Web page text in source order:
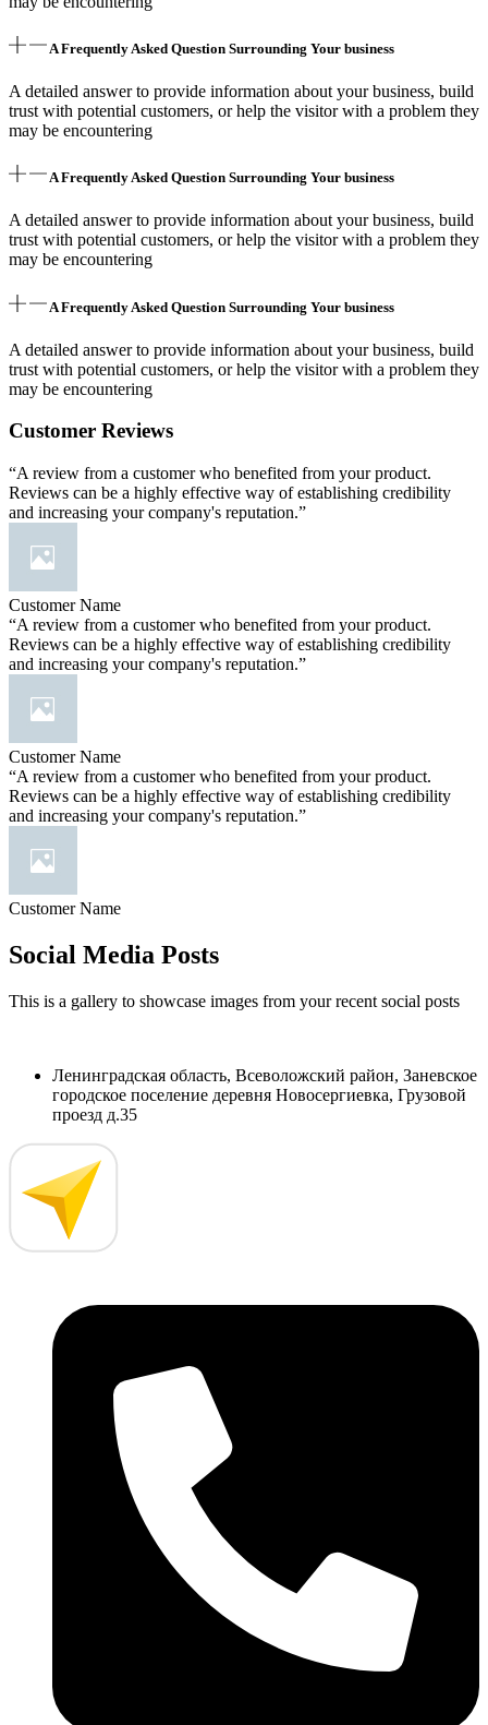
A Frequently Asked Question Surrounding Your business
A detailed answer to provide information about your business, build
trust with potential customers, or help the visitor with a problem they
may be encountering
A Frequently Asked Question Surrounding Your business
A detailed answer to provide information about your business, build
trust with potential customers, or help the visitor with a problem they
may be encountering
A Frequently Asked Question Surrounding Your business
A detailed answer to provide information about your business, build
trust with potential customers, or help the visitor with a problem they
may be encountering
Customer Reviews
“A review from a customer who benefited from your product.
Reviews can be a highly effective way of establishing credibility
and increasing your company's reputation.”
Customer Name
“A review from a customer who benefited from your product.
Reviews can be a highly effective way of establishing credibility
and increasing your company's reputation.”
Customer Name
“A review from a customer who benefited from your product.
Reviews can be a highly effective way of establishing credibility
and increasing your company's reputation.”
Customer Name
Social Media Posts
This is a gallery to showcase images from your recent social posts
Ленинградская область, Всеволожский район, Заневское
городское поселение деревня Новосергиевка, Грузовой
проезд д.35